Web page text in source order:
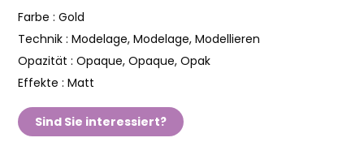
Farbe : Gold
Technik : Modelage, Modelage, Modellieren
Opazität : Opaque, Opaque, Opak
Effekte : Matt
Sind Sie interessiert?